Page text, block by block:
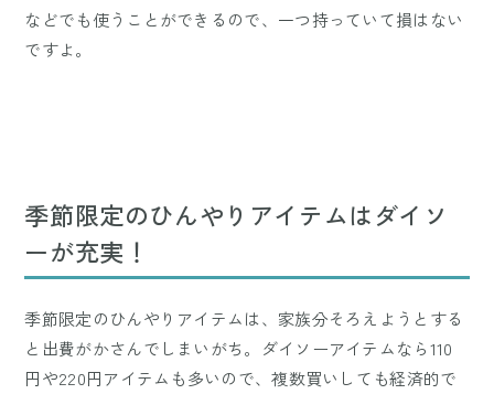
などでも使うことができるので、一つ持っていて損はない
ですよ。
季節限定のひんやりアイテムはダイソ
ーが充実！
季節限定のひんやりアイテムは、家族分そろえようとする
と出費がかさんでしまいがち。ダイソーアイテムなら110
円や220円アイテムも多いので、複数買いしても経済的で